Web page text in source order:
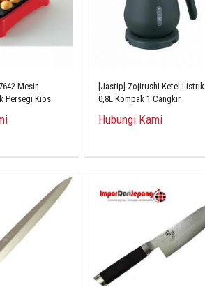
Mesin
Persegi Kios
[Jastip] Zojirushi Ketel Listrik
0,8L Kompak 1 Cangkir
Hubungi Kami